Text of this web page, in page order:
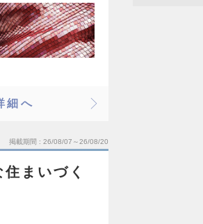
細へ
掲載期間 26/08/07～26/08/20
まいづく